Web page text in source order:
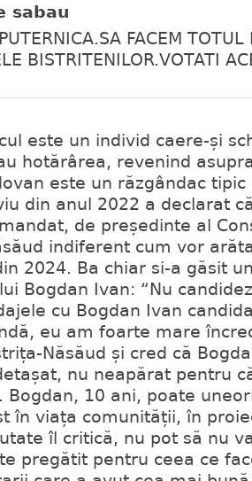
sabau
FACEM TOTUL
BISTRITENILOR.VOTATI
este un individ caere-și
hotărârea, revenind
este un răzgândac
din anul 2022 a declarat
de președinte al
indiferent cum vor
2024. Ba chiar si-a găsit
Bogdan Ivan: “Nu
cu Bogdan Ivan
eu am foarte mare
Năsăud și cred că
nu neapărat pentru
Bogdan, 10 ani, poate
în viața comunității, în
îl critică, nu pot să nu
pregătit pentru ceea ce